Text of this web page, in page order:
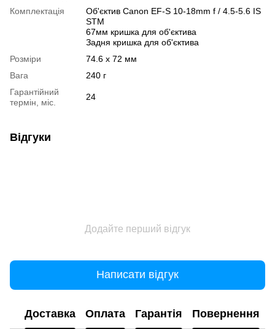
Комплектація
Об'єктив Canon EF-S 10-18mm f / 4.5-5.6 IS
STM
67мм кришка для об'єктива
Задня кришка для об'єктива
Розміри
74.6 x 72 мм
Вага
240 г
Гарантійний
термін, міс.
24
Відгуки
Додайте перший відгук
Написати відгук
Доставка Оплата Гарантія Повернення